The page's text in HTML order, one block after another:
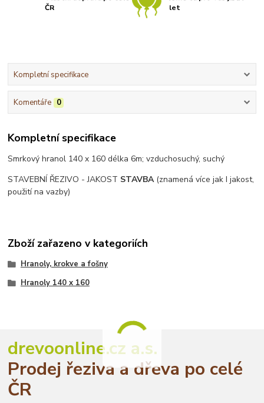
ČR
let
Kompletní specifikace
Komentáře 0
Kompletní specifikace
Smrkový hranol 140 x 160 délka 6m; vzduchosuchý, suchý
STAVEBNÍ ŘEZIVO - JAKOST STAVBA (znamená více jak I jakost,
použití na vazby)
Zboží zařazeno v kategoriích
Hranoly, krokve a fošny
Hranoly 140 x 160
drevoonline.cz a.s.
Prodej řeziva a dřeva po celé
ČR